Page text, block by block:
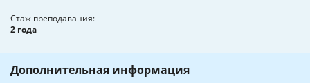
Стаж преподавания
2 года
Дополнительная информация